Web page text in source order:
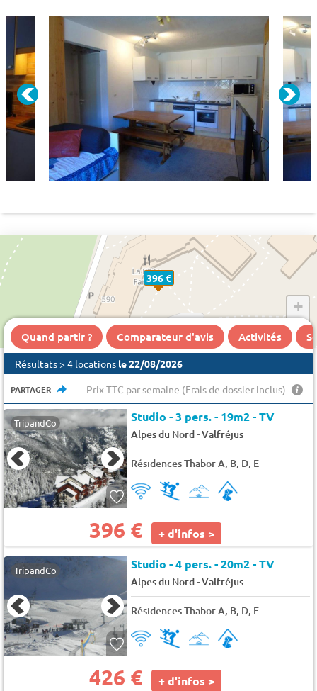
396 €
+
−
Quand partir ? Comparateur d'avis Activités
Résultats > 4 locations le 22/08/2026
PARTAGER Prix TTC par semaine (Frais de dossier inclus)
TripandCo Studio - 3 pers. - 19m2 - TV
Alpes du Nord-Valfréjus
Résidences Thabor A, B, D, E
396 € + d'infos >
TripandCo Studio - 4 pers. - 20m2 - TV
Alpes du Nord-Valfréjus
Résidences Thabor A, B, D, E
426 € + d'infos >